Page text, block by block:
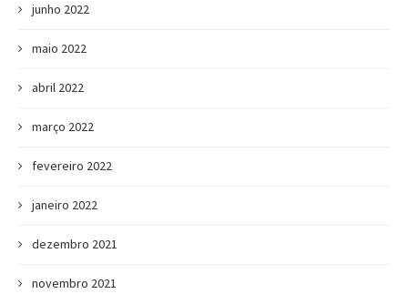
junho 2022
maio 2022
abril 2022
março 2022
fevereiro 2022
janeiro 2022
dezembro 2021
novembro 2021